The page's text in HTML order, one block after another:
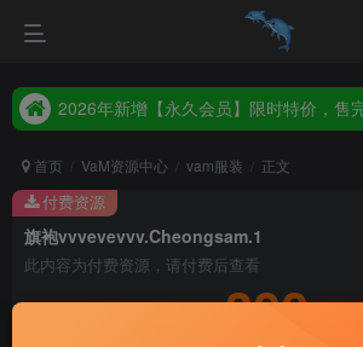
首页 VaM资源中心 vam服装 正文
旗袍vvvevevvv.Cheongsam.1
此内容为付费资源，请付费后查看
300
付费资源